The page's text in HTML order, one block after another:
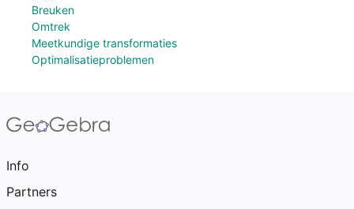
Breuken
Omtrek
Meetkundige transformaties
Optimalisatieproblemen
Info
Partners